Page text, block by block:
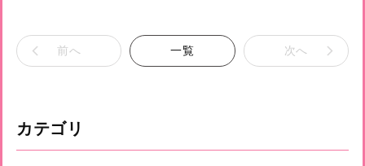
前へ 一覧 次へ
カテゴリ